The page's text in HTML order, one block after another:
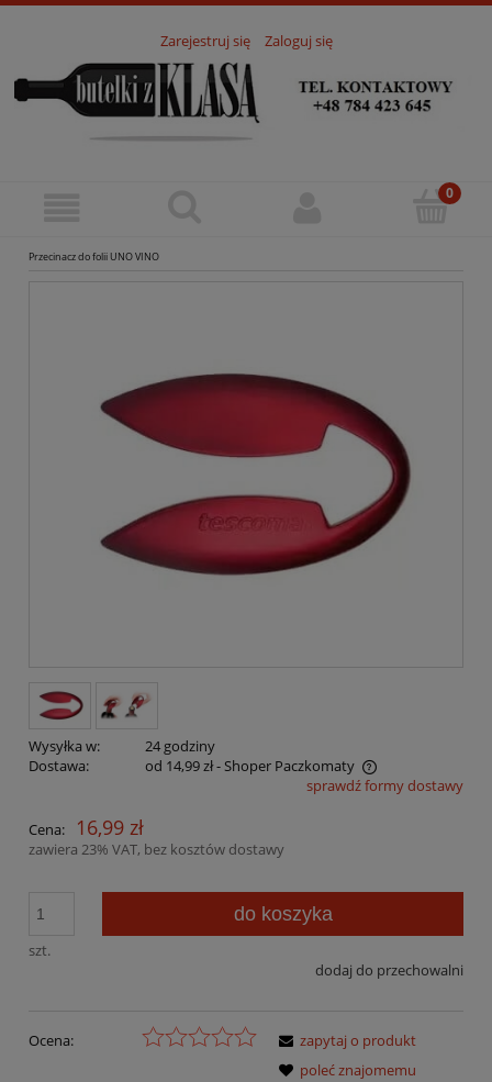
Zarejestruj się Zaloguj się
Przecinacz do folii UNO VINO
Wysyłka w:
24 godziny
Dostawa:
od 14,99 zł- Shoper Paczkomaty
Cena nie zawiera ewentualnych kosztów płatnościsprawdź formy dostawy
Cena: 16,99 zł
zawiera 23% VAT, bez kosztów dostawy
szt.
do koszyka
dodaj do przechowalni
Ocena:
zapytaj o produkt
poleć znajomemu